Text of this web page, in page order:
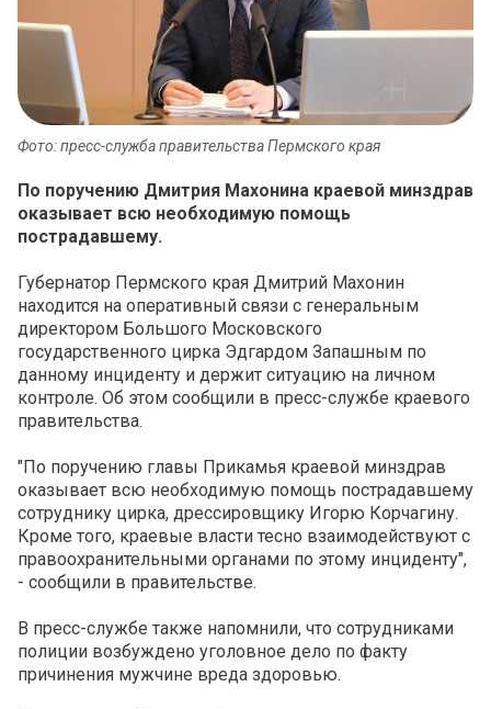
Фото: пресс-служба правительства Пермского края
По поручению Дмитрия Махонина краевой минздрав
оказывает всю необходимую помощь
пострадавшему.
Губернатор Пермского края Дмитрий Махонин
находится на оперативный связи с генеральным
директором Большого Московского
государственного цирка Эдгардом Запашным по
данному инциденту и держит ситуацию на личном
контроле. Об этом сообщили в пресс-службе краевого
правительства.
"По поручению главы Прикамья краевой минздрав
оказывает всю необходимую помощь пострадавшему
сотруднику цирка, дрессировщику Игорю Корчагину.
Кроме того, краевые власти тесно взаимодействуют с
правоохранительными органами по этому инциденту",
- сообщили в правительстве.
В пресс-службе также напомнили, что сотрудниками
полиции возбуждено уголовное дело по факту
причинения мужчине вреда здоровью.